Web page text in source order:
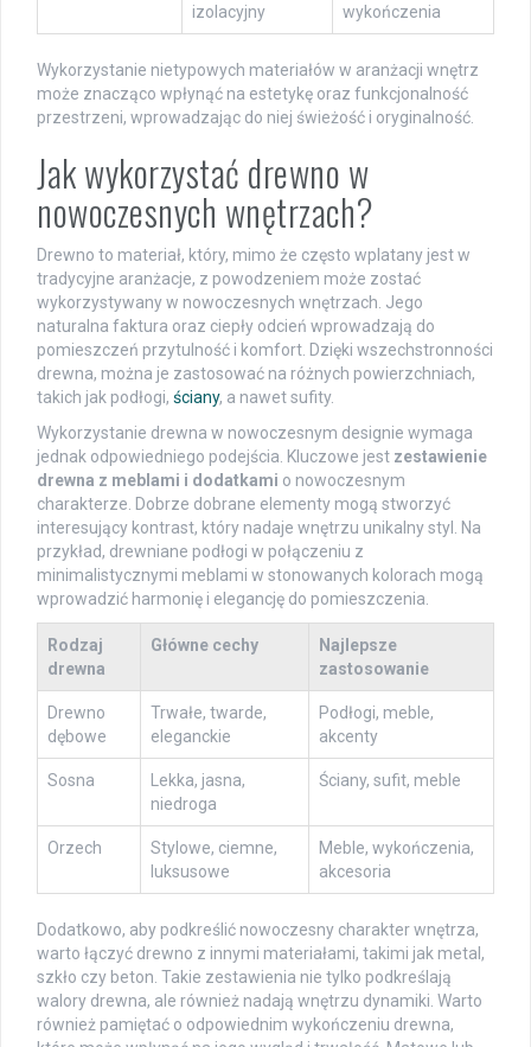
izolacyjny
wykończenia
Wykorzystanie nietypowych materiałów w aranżacji wnętrz
może znacząco wpłynąć na estetykę oraz funkcjonalność
przestrzeni, wprowadzając do niej świeżość i oryginalność.
Jak wykorzystać drewno w
nowoczesnych wnętrzach?
Drewno to materiał, który, mimo że często wplatany jest w
tradycyjne aranżacje, z powodzeniem może zostać
wykorzystywany w nowoczesnych wnętrzach. Jego
naturalna faktura oraz ciepły odcień wprowadzają do
pomieszczeń przytulność i komfort. Dzięki wszechstronności
drewna, można je zastosować na różnych powierzchniach,
takich jak podłogi, ściany, a nawet sufity.
Wykorzystanie drewna w nowoczesnym designie wymaga
jednak odpowiedniego podejścia. Kluczowe jest zestawienie
drewna z meblami i dodatkami o nowoczesnym
charakterze. Dobrze dobrane elementy mogą stworzyć
interesujący kontrast, który nadaje wnętrzu unikalny styl. Na
przykład, drewniane podłogi w połączeniu z
minimalistycznymi meblami w stonowanych kolorach mogą
wprowadzić harmonię i elegancję do pomieszczenia.
Rodzaj
drewna
Główne cechy
Najlepsze
zastosowanie
Drewno
dębowe
Trwałe, twarde,
eleganckie
Podłogi, meble,
akcenty
Sosna
Lekka, jasna,
niedroga
Ściany, sufit, meble
Orzech
Stylowe, ciemne,
luksusowe
Meble, wykończenia,
akcesoria
Dodatkowo, aby podkreślić nowoczesny charakter wnętrza,
warto łączyć drewno z innymi materiałami, takimi jak metal,
szkło czy beton. Takie zestawienia nie tylko podkreślają
walory drewna, ale również nadają wnętrzu dynamiki. Warto
również pamiętać o odpowiednim wykończeniu drewna,